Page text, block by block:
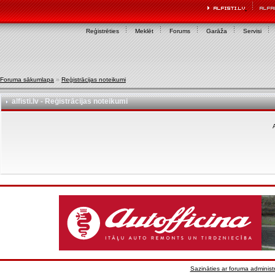
Reģistrēties Meklēt Forums Garāža Servisi
Foruma sākumlapa » Reģistrācijas noteikumi
alfisti.lv - Reģistrācijas noteikumi
Sazināties ar foruma